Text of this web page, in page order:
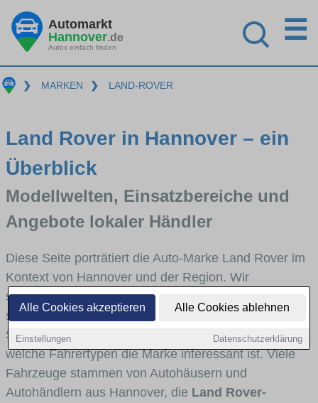
Alle Cookies akzeptieren Alle Cookies ablehnen
Einstellungen Datenschutzerklärung
Automarkt
Hannover.de
Autos einfach finden
☰
❯ MARKEN ❯ LAND-ROVER
Land Rover in Hannover – ein
Überblick
Modellwelten, Einsatzbereiche und
Angebote lokaler Händler
Diese Seite porträtiert die Auto-Marke Land Rover im
Kontext von Hannover und der Region. Wir
skizzieren, in welchen Fahrzeugklassen Land Rover
stark vertreten ist, welche Modellreihen häufig im
Stadt- und Umlandverkehr zu sehen sind und für
welche Fahrertypen die Marke interessant ist. Viele
Fahrzeuge stammen von Autohäusern und
Autohändlern aus Hannover, die Land Rover-